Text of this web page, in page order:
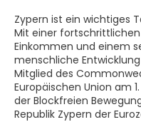
Zypern ist ein wichtiges
Mit einer
Einkommen und einem
menschliche Entwicklung
Mitglied des
Europäischen Union am
der Blockfreien
Republik Zypern der